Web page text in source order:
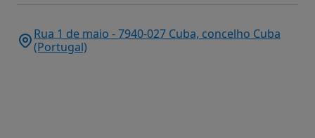
Rua 1 de maio - 7940-027 Cuba, concelho Cuba
(Portugal)